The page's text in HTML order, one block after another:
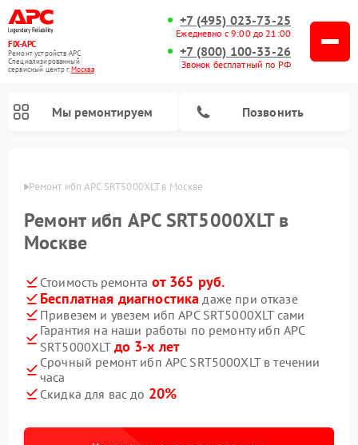
FIX-APC
Ремонт устройств APC
Специализированный
cервисный центр г.Москва
+7 (495) 023-73-25
Ежедневно с 9:00 до 21:00
+7 (800) 100-33-26
Звонок бесплатный по РФ
Мы ремонтируем Позвонить
Ремонт ибп APC SRT5000XLT в Москве
Ремонт ибп APC SRT5000XLT в
Москве
Стоимость ремонта от 365 руб.
Бесплатная диагностика даже при отказе
Привезем и увезем ибп APC SRT5000XLT сами
Гарантия на наши работы по ремонту ибп APC
SRT5000XLT до 3-х лет
Срочный ремонт ибп APC SRT5000XLT в течении
часа
Скидка для вас до 20%